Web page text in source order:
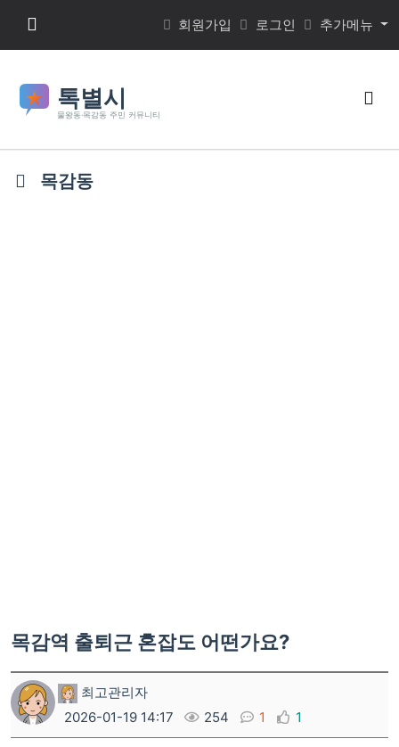
메뉴 버튼 회원가입 로그인 추가메뉴
검
목감동
목감역 출퇴근 혼잡도 어떤가요?
최고관리자
2026-01-19 14:17
254 1 1